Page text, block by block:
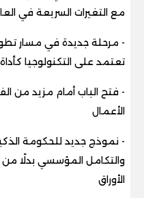
مع التغيرات السريعة في
- مرحلة جديدة في مسار
تعتمد على التكنولوجيا
- فتح الباب أمام مزيد من
الأعمال
- نموذج جديد للحكومة
والتكامل المؤسسي بدلًا من
الأوراق